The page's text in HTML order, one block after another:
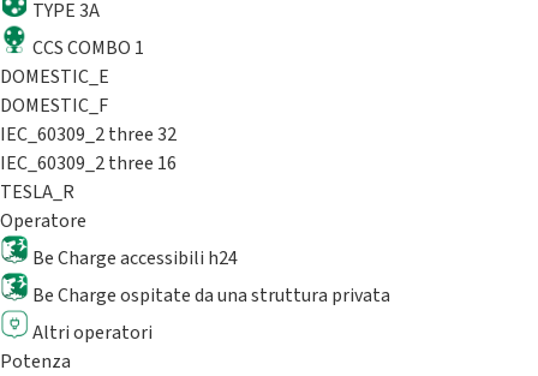
TYPE 3A
CCS COMBO 1
DOMESTIC_E
DOMESTIC_F
IEC_60309_2 three 32
IEC_60309_2 three 16
TESLA_R
Operatore
Be Charge accessibili h24
Be Charge ospitate da una struttura privata
Altri operatori
Potenza